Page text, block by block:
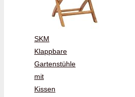
SKM
Klappbare
Gartenstühle
mit
Kissen